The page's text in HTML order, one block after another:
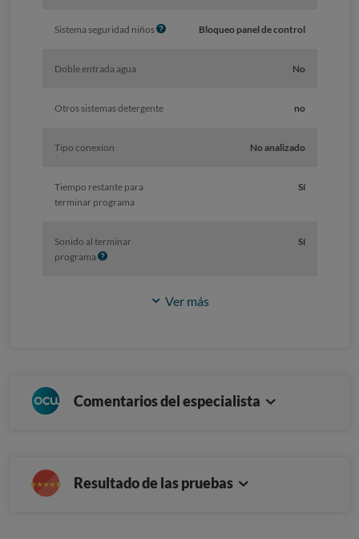
o
Sistema seguridad niñosI
Bloqueo panel de control
Doble entrada agua No
Otros sistemas detergente no
Tipo conexion No analizado
Tiempo restante para
terminar programa
Sí
Sonido al terminar
programa I
Sí
Ver más
Comentarios del especialista
Resultado de las pruebas